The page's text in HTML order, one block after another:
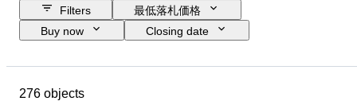
Filters
最低落札価格
Buy now
Closing date
素材
276 objects